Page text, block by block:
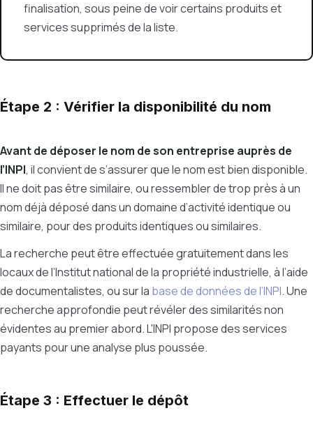
finalisation, sous peine de voir certains produits et
services supprimés de la liste.
Étape 2 : Vérifier la disponibilité du nom
Avant de déposer le nom de son entreprise auprès de
l’INPI, il convient de s’assurer que le nom est bien disponible.
Il ne doit pas être similaire, ou ressembler de trop près à un
nom déjà déposé dans un domaine d’activité identique ou
similaire, pour des produits identiques ou similaires.
La recherche peut être effectuée gratuitement dans les
locaux de l’Institut national de la propriété industrielle, à l’aide
de documentalistes, ou sur la base de données de l’INPI. Une
recherche approfondie peut révéler des similarités non
évidentes au premier abord. L'INPI propose des services
payants pour une analyse plus poussée.
Étape 3 : Effectuer le dépôt